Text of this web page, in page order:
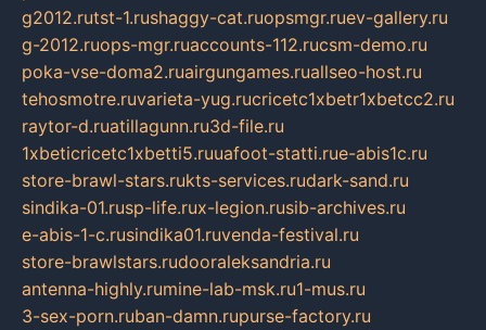
g2012.rutst-1.rushaggy-cat.ruopsmgr.ruev-gallery.ru
g-2012.ruops-mgr.ruaccounts-112.rucsm-demo.ru
poka-vse-doma2.ruairgungames.ruallseo-host.ru
tehosmotre.ruvarieta-yug.rucricetc1xbetr1xbetcc2.ru
raytor-d.ruatillagunn.ru3d-file.ru
1xbeticricetc1xbetti5.ruuafoot-statti.rue-abis1c.ru
store-brawl-stars.rukts-services.rudark-sand.ru
sindika-01.rusp-life.rux-legion.rusib-archives.ru
e-abis-1-c.rusindika01.ruvenda-festival.ru
store-brawlstars.rudooraleksandria.ru
antenna-highly.rumine-lab-msk.ru1-mus.ru
3-sex-porn.ruban-damn.rupurse-factory.ru